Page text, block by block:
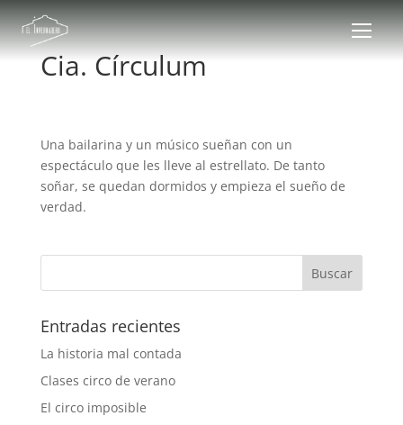
Cia. Círculum
Una bailarina y un músico sueñan con un
espectáculo que les lleve al estrellato. De tanto
soñar, se quedan dormidos y empieza el sueño de
verdad.
Entradas recientes
La historia mal contada
Clases circo de verano
El circo imposible